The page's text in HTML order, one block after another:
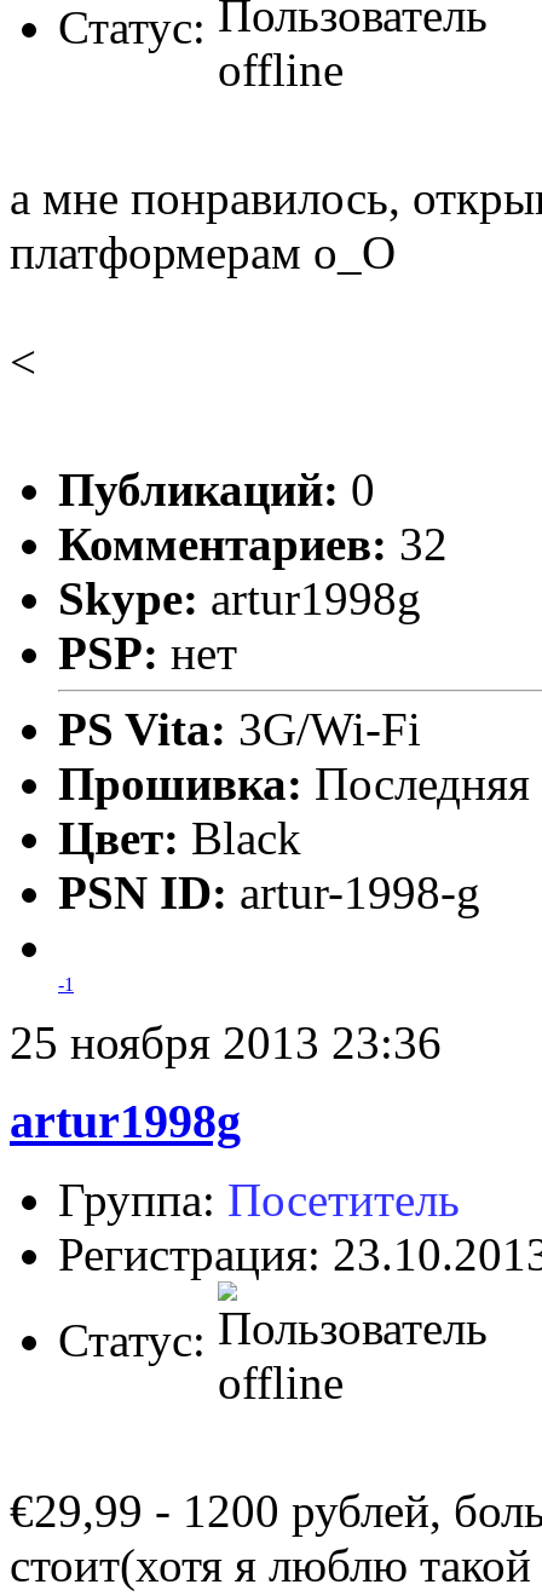
Статус:
а мне понравилось,
платформерам о_О
<
Публикаций: 0
Комментариев: 32
Skype: artur1998g
PSP: нет
PS Vita: 3G/Wi-Fi
Прошивка:
Цвет: Black
PSN ID: artur-1998-g
-1
25 ноября 2013 23:36
artur1998g
Группа: Посетитель
Регистрация:
Статус:
€29,99 - 1200 рублей,
стоит(хотя я люблю